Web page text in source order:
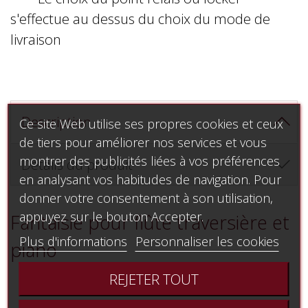
s'effectue au dessus du choix du mode de
livraison
Description
Détails du produit
Fantaisie pour flûte traversière et
piano
Ce site Web utilise ses propres cookies et ceux
de tiers pour améliorer nos services et vous
montrer des publicités liées à vos préférences
en analysant vos habitudes de navigation. Pour
donner votre consentement à son utilisation,
appuyez sur le bouton Accepter.
Plus d'informations
Personnaliser les cookies
REJETER TOUT